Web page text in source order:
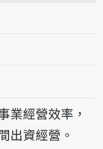
讀bîn-îng-huà
業經營效率，
出資經營。